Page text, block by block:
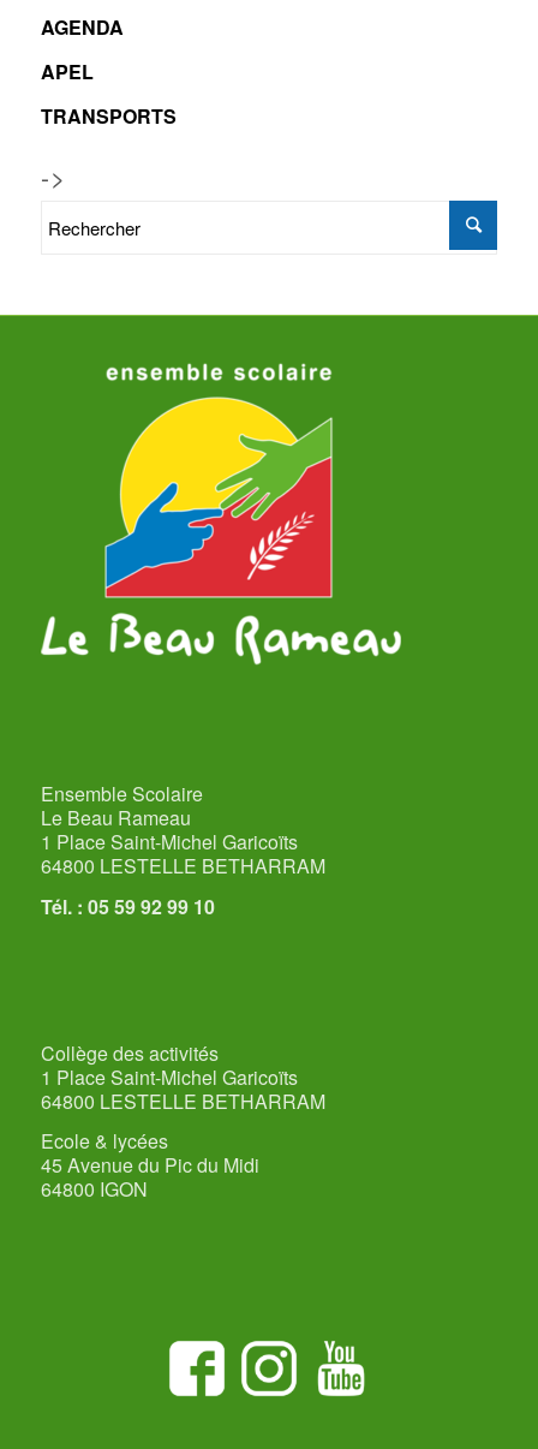
AGENDA
APEL
TRANSPORTS
->
Ensemble Scolaire
Le Beau Rameau
1 Place Saint-Michel Garicoïts
64800 LESTELLE BETHARRAM
Tél. : 05 59 92 99 10
Collège des activités
1 Place Saint-Michel Garicoïts
64800 LESTELLE BETHARRAM
Ecole & lycées
45 Avenue du Pic du Midi
64800 IGON